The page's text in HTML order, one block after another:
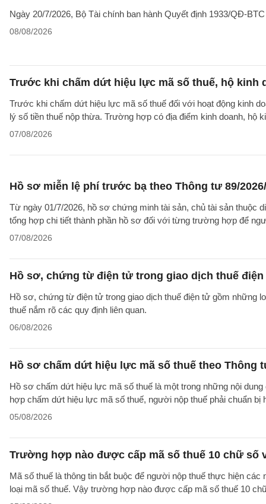
Ngày 20/7/2026, Bộ Tài chính ban hành Quyết định 1933/QĐ-
08/08/2026
Trước khi chấm dứt hiệu lực mã số thuế, hộ kinh
Trước khi chấm dứt hiệu lực mã số thuế đối với hoạt động kinh
lý số tiền thuế nộp thừa. Trường hợp có địa điểm kinh doanh, hộ
07/08/2026
Hồ sơ miễn lệ phí trước bạ theo Thông tư 89/
Từ ngày 01/7/2026, hồ sơ chứng minh tài sản, chủ tài sản thuộc
tổng hợp chi tiết thành phần hồ sơ đối với từng trường hợp để
07/08/2026
Hồ sơ, chứng từ điện tử trong giao dịch thuế điện
Hồ sơ, chứng từ điện tử trong giao dịch thuế điện tử gồm những
thuế nắm rõ các quy định liên quan.
06/08/2026
Hồ sơ chấm dứt hiệu lực mã số thuế theo Thông
Hồ sơ chấm dứt hiệu lực mã số thuế là một trong những nội
hợp chấm dứt hiệu lực mã số thuế, người nộp thuế phải chuẩn bị
05/08/2026
Trường hợp nào được cấp mã số thuế 10 chữ số
Mã số thuế là thông tin bắt buộc để người nộp thuế thực hiện
loại mã số thuế. Vậy trường hợp nào được cấp mã số thuế 10